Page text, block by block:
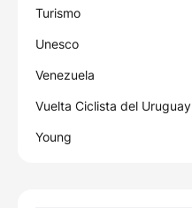
Turismo
Unesco
Venezuela
Vuelta Ciclista del Uruguay
Young